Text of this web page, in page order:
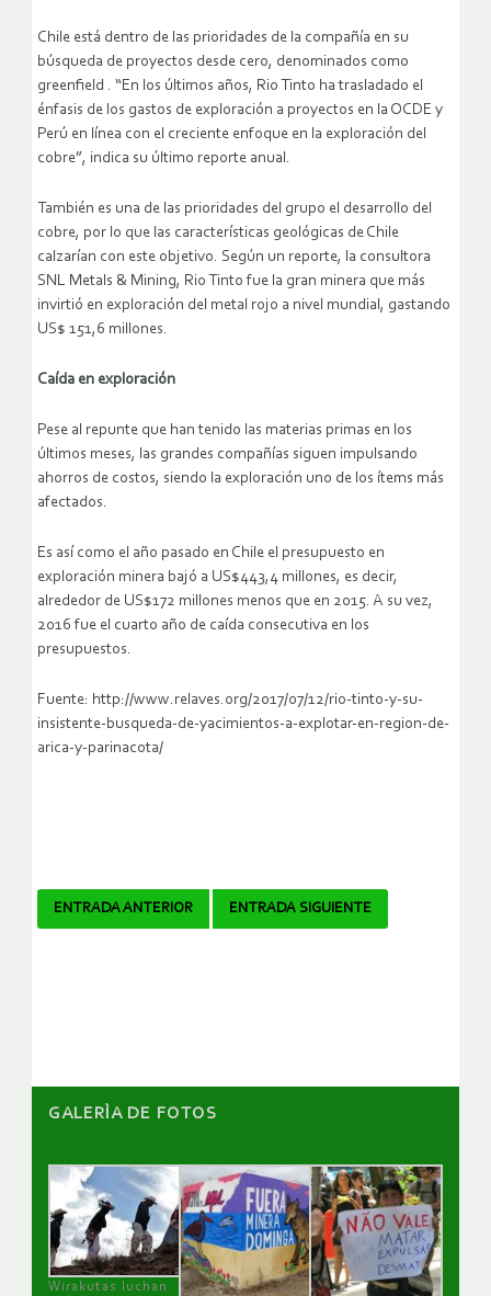
Chile está dentro de las prioridades de la compañía en su
búsqueda de proyectos desde cero, denominados como
greenfield . “En los últimos años, Rio Tinto ha trasladado el
énfasis de los gastos de exploración a proyectos en la OCDE y
Perú en línea con el creciente enfoque en la exploración del
cobre”, indica su último reporte anual.
También es una de las prioridades del grupo el desarrollo del
cobre, por lo que las características geológicas de Chile
calzarían con este objetivo. Según un reporte, la consultora
SNL Metals & Mining, Rio Tinto fue la gran minera que más
invirtió en exploración del metal rojo a nivel mundial, gastando
US$ 151,6 millones.
Caída en exploración
Pese al repunte que han tenido las materias primas en los
últimos meses, las grandes compañías siguen impulsando
ahorros de costos, siendo la exploración uno de los ítems más
afectados.
Es así como el año pasado en Chile el presupuesto en
exploración minera bajó a US$443,4 millones, es decir,
alrededor de US$172 millones menos que en 2015. A su vez,
2016 fue el cuarto año de caída consecutiva en los
presupuestos.
Fuente: http://www.relaves.org/2017/07/12/rio-tinto-y-su-
insistente-busqueda-de-yacimientos-a-explotar-en-region-de-
arica-y-parinacota/
Navegador
ENTRADA ANTERIOR ENTRADA SIGUIENTE
GALERÌA DE FOTOS
Wirakutas luchan